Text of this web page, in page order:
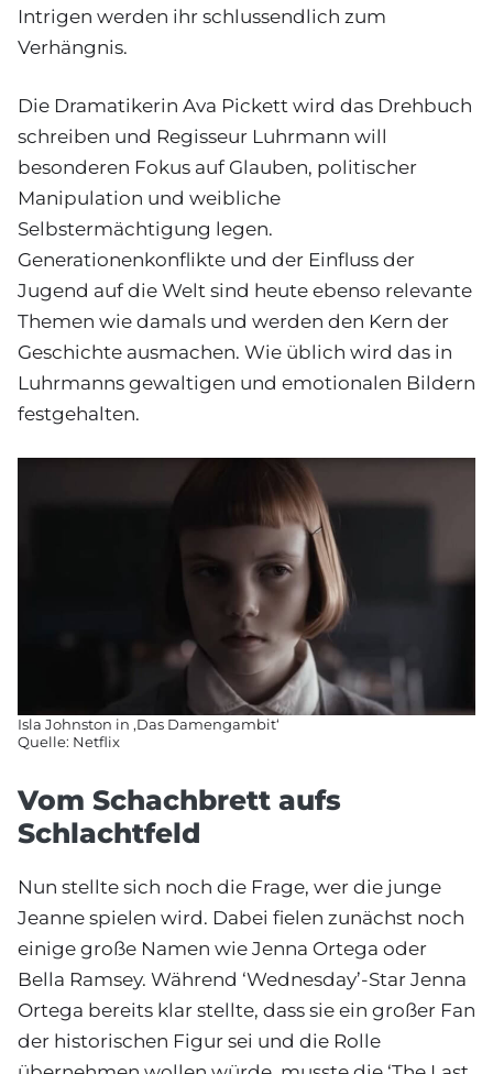
Intrigen werden ihr schlussendlich zum
Verhängnis.
Die Dramatikerin Ava Pickett wird das Drehbuch
schreiben und Regisseur Luhrmann will
besonderen Fokus auf Glauben, politischer
Manipulation und weibliche
Selbstermächtigung legen.
Generationenkonflikte und der Einfluss der
Jugend auf die Welt sind heute ebenso relevante
Themen wie damals und werden den Kern der
Geschichte ausmachen. Wie üblich wird das in
Luhrmanns gewaltigen und emotionalen Bildern
festgehalten.
Isla Johnston in ‚Das Damengambit‘
Quelle: Netflix
Vom Schachbrett aufs
Schlachtfeld
Nun stellte sich noch die Frage, wer die junge
Jeanne spielen wird. Dabei fielen zunächst noch
einige große Namen wie Jenna Ortega oder
Bella Ramsey. Während ‘Wednesday’-Star Jenna
Ortega bereits klar stellte, dass sie ein großer Fan
der historischen Figur sei und die Rolle